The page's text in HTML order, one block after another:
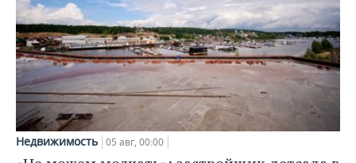
Недвижимость 05 авг, 00:00